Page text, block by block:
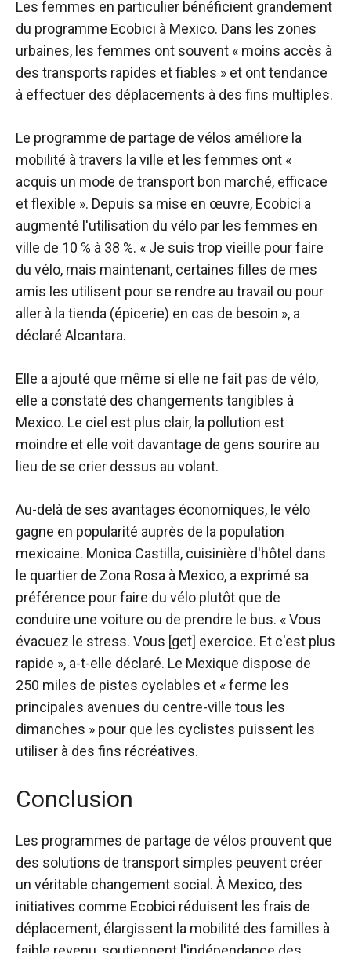
Les femmes en particulier bénéficient grandement
du programme Ecobici à Mexico. Dans les zones
urbaines, les femmes ont souvent « moins accès à
des transports rapides et fiables » et ont tendance
à effectuer des déplacements à des fins multiples.
Le programme de partage de vélos améliore la
mobilité à travers la ville et les femmes ont «
acquis un mode de transport bon marché, efficace
et flexible ». Depuis sa mise en œuvre, Ecobici a
augmenté l'utilisation du vélo par les femmes en
ville de 10 % à 38 %. « Je suis trop vieille pour faire
du vélo, mais maintenant, certaines filles de mes
amis les utilisent pour se rendre au travail ou pour
aller à la tienda (épicerie) en cas de besoin », a
déclaré Alcantara.
Elle a ajouté que même si elle ne fait pas de vélo,
elle a constaté des changements tangibles à
Mexico. Le ciel est plus clair, la pollution est
moindre et elle voit davantage de gens sourire au
lieu de se crier dessus au volant.
Au-delà de ses avantages économiques, le vélo
gagne en popularité auprès de la population
mexicaine. Monica Castilla, cuisinière d'hôtel dans
le quartier de Zona Rosa à Mexico, a exprimé sa
préférence pour faire du vélo plutôt que de
conduire une voiture ou de prendre le bus. « Vous
évacuez le stress. Vous [get] exercice. Et c'est plus
rapide », a-t-elle déclaré. Le Mexique dispose de
250 miles de pistes cyclables et « ferme les
principales avenues du centre-ville tous les
dimanches » pour que les cyclistes puissent les
utiliser à des fins récréatives.
Conclusion
Les programmes de partage de vélos prouvent que
des solutions de transport simples peuvent créer
un véritable changement social. À Mexico, des
initiatives comme Ecobici réduisent les frais de
déplacement, élargissent la mobilité des familles à